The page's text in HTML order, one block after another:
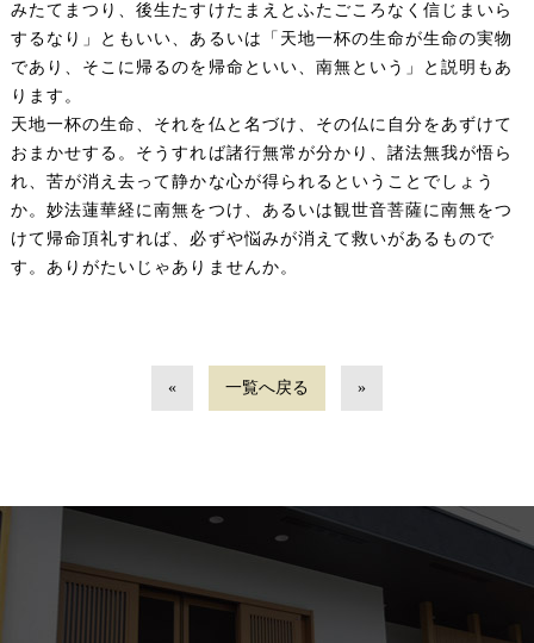
みたてまつり、後生たすけたまえとふたごころなく信じまいら
するなり」ともいい、あるいは「天地一杯の生命が生命の実物
であり、そこに帰るのを帰命といい、南無という」と説明もあ
ります。
天地一杯の生命、それを仏と名づけ、その仏に自分をあずけて
おまかせする。そうすれば諸行無常が分かり、諸法無我が悟ら
れ、苦が消え去って静かな心が得られるということでしょう
か。妙法蓮華経に南無をつけ、あるいは観世音菩薩に南無をつ
けて帰命頂礼すれば、必ずや悩みが消えて救いがあるもので
す。ありがたいじゃありませんか。
« 一覧へ戻る »